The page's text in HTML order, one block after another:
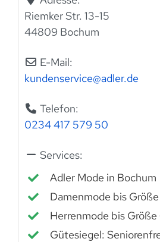
Riemker Str. 13-15
44809 Bochum
E-Mail:
kundenservice@adler.de
Telefon:
0234 417 579 50
Services:
Adler Mode in Bochum
Damenmode bis
Herrenmode bis
Gütesiegel: